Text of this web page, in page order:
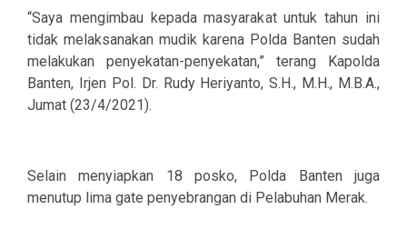
“Saya mengimbau kepada masyarakat untuk tahun ini
tidak melaksanakan mudik karena Polda Banten sudah
melakukan penyekatan-penyekatan,” terang Kapolda
Banten, Irjen Pol. Dr. Rudy Heriyanto, S.H., M.H., M.B.A.,
Jumat (23/4/2021).
Selain menyiapkan 18 posko, Polda Banten juga
menutup lima gate penyebrangan di Pelabuhan Merak.